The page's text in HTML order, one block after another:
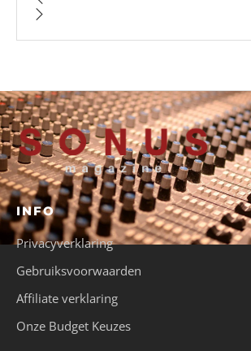
INFO
Privacyverklaring
Gebruiksvoorwaarden
Affiliate verklaring
Onze Budget Keuzes